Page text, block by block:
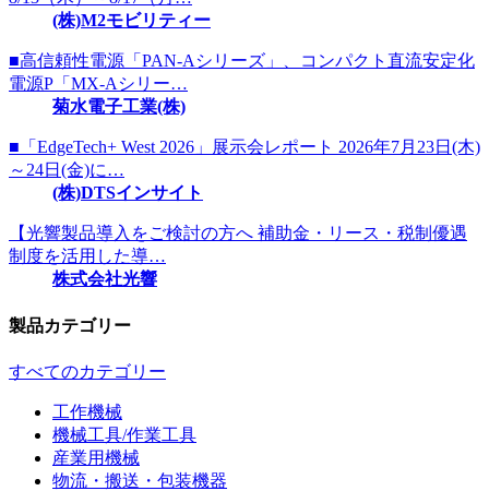
(株)M2モビリティー
■高信頼性電源「PAN-Aシリーズ」、コンパクト直流安定化
電源P「MX-Aシリー…
菊水電子工業(株)
■「EdgeTech+ West 2026」展示会レポート 2026年7月23日(木)
～24日(金)に…
(株)DTSインサイト
【光響製品導入をご検討の方へ 補助金・リース・税制優遇
制度を活用した導…
株式会社光響
製品カテゴリー
すべてのカテゴリー
工作機械
機械工具/作業工具
産業用機械
物流・搬送・包装機器